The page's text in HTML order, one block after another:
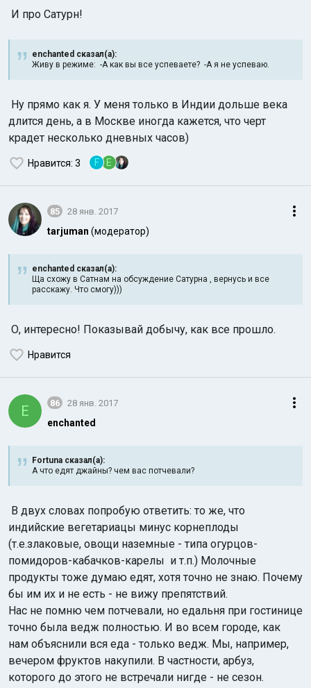
И про Сатурн!
enchanted сказал(а):
Живу в режиме: -А как вы все успеваете? -А я не успеваю.
Ну прямо как я. У меня только в Индии дольше века
длится день, а в Москве иногда кажется, что черт
крадет несколько дневных часов)
Нравится: 3 F E
85 28 янв. 2017
tarjuman (модератор)
enchanted сказал(а):
Ща схожу в Сатнам на обсуждение Сатурна , вернусь и все
расскажу. Что смогу)))
О, интересно! Показывай добычу, как все прошло.
Нравится
E 86 28 янв. 2017
enchanted
Fortuna сказал(а):
А что едят джайны? чем вас потчевали?
В двух словах попробую ответить: то же, что
индийские вегетариацы минус корнеплоды
(т.е.злаковые, овощи наземные - типа огурцов-
помидоров-кабачков-карелы и т.п.) Молочные
продукты тоже думаю едят, хотя точно не знаю. Почему
бы им их и не есть - не вижу препятствий.
Нас не помню чем потчевали, но едальня при гостинице
точно была ведж полностью. И во всем городе, как
нам объяснили вся еда - только ведж. Мы, например,
вечером фруктов накупили. В частности, арбуз,
которого до этого не встречали нигде - не сезон.